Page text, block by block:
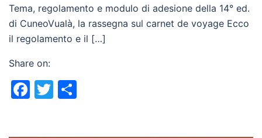
Tema, regolamento e modulo di adesione della 14° ed.
di CuneoVualà, la rassegna sul carnet de voyage Ecco
il regolamento e il […]
Share on:
Facebook
Twitter